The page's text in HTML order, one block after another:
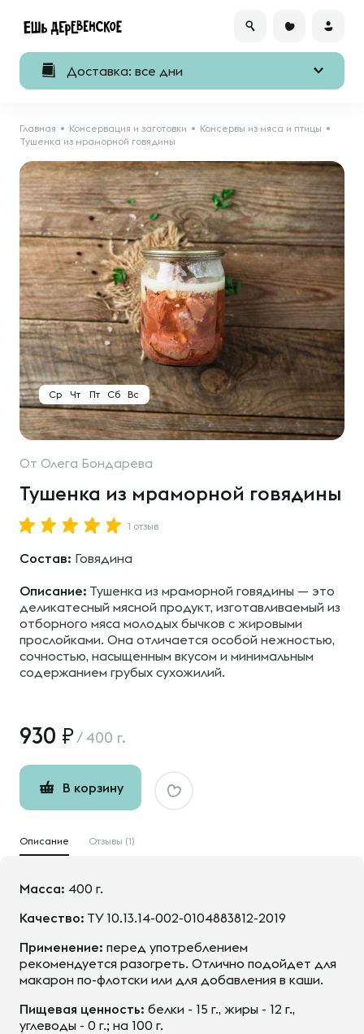
Доставка: все дни
Главная Консервация и заготовки
Консервы из мяса и птицы
Тушенка из мраморной говядины
Ср Чт Пт Сб Вс
От Олега Бондарева
Тушенка из мраморной говядины
1 отзыв
Состав: Говядина
Описание: Тушенка из мраморной говядины — это
деликатесный мясной продукт, изготавливаемый из
отборного мяса молодых бычков с жировыми
прослойками. Она отличается особой нежностью,
сочностью, насыщенным вкусом и минимальным
содержанием грубых сухожилий.
930 / 400 г.
В корзину
Описание Отзывы (1)
Масса: 400 г.
Качество: ТУ 10.13.14-002-0104883812-2019
Применение: перед употреблением
рекомендуется разогреть. Отлично подойдет для
макарон по-флотски или для добавления в каши.
Пищевая ценность: белки - 15 г., жиры - 12 г.,
углеводы - 0 г.; на 100 г.